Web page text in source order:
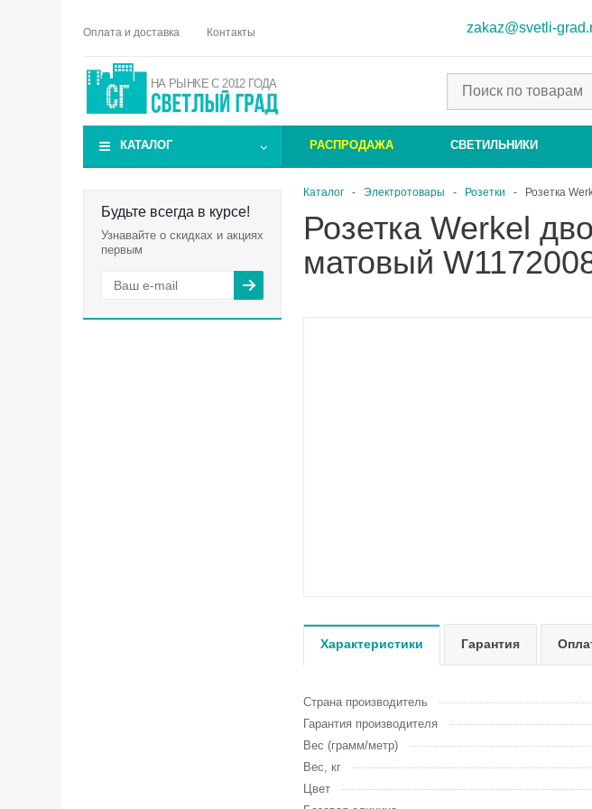
Оплата и доставка Контакты zakaz@svetli-
НА РЫНКЕ С 2012 ГОДА
КАТАЛОГ РАСПРОДАЖА СВЕТИЛЬНИКИ
Будьте всегда в курсе!
Узнавайте о скидках и акциях
первым
Каталог - Электротовары - Розетки - Розетка
Розетка Werkel
матовый
Характеристики Гарантия
Страна производитель
Гарантия производителя
Вес (грамм/метр)
Вес, кг
Цвет